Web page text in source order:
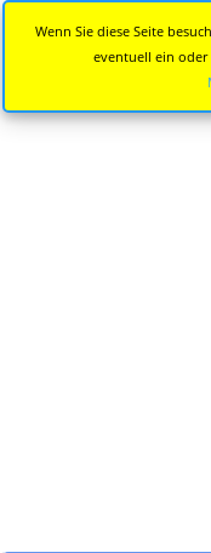
Wenn Sie diese Seite
eventuell ein oder